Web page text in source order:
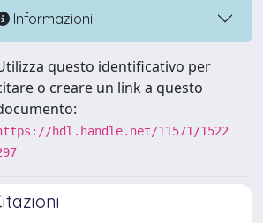
Informazioni
questo identificativo per
o creare un link a questo
hdl.handle.net/11571/1522